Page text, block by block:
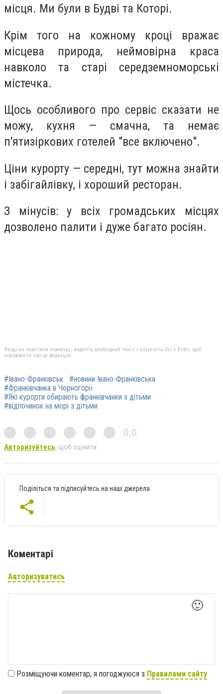
місця. Ми були в Будві та Которі.
Крім того на кожному кроці вражає
місцева природа, неймовірна краса
навколо та старі середземноморські
містечка.
Щось особливого про сервіс сказати не
можу, кухня — смачна, та немає
п'ятизіркових готелей "все включено".
Ціни курорту — середні, тут можна знайти
і забігайлівку, і хороший ресторан.
З мінусів: у всіх громадських місцях
дозволено палити і дуже багато росіян.
Якщо ви помітили помилку, виділіть необхідний текст і натисніть Ctrl + Enter, щоб
повідомити про це редакцію
#Івано-Франківськ
#новини Івано-Франківська
#Франківчанка в Чорногорії
#Які курорти обирають франківчанки з дітьми
#відпочинок на морі з дітьми
0,0
Авторизуйтесь, щоб оцінити
Поділіться та підписуйтесь на наші джерела
Коментарі
Авторизуватись
🙂
Розміщуючи коментар, я погоджуюся з Правилами сайту